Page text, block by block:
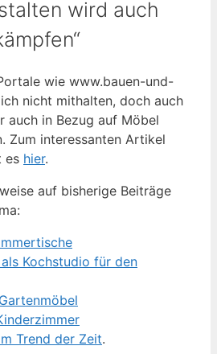
wird auch
wie www.bauen-und-
nicht mithalten, doch auch
auch in Bezug auf Möbel
Zum interessanten Artikel
es hier.
auf bisherige Beiträge
Kochstudio für den
Gartenmöbel
Trend der Zeit.